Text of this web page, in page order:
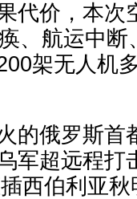
代价，本次
、航运中断
架无人机
的俄罗斯首
军超远程打
西伯利亚